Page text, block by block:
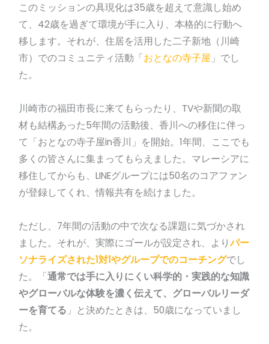
このミッションの具現化は35歳を超えて意識し始め
て、42歳を過ぎて環境が手に入り、本格的に行動へ
移します。それが、住居を活用した二子新地（川崎
市）でのコミュニティ活動「おとなの寺子屋 」でし
た。
川崎市の福田市長に来てもらったり、TVや新聞の取
材も結構あった5年間の活動後、香川への移住に伴っ
て「おとなの寺子屋in香川」を開始。1年間、ここでも
多くの皆さんに集まってもらえました。マレーシアに
移住してからも、LINEグループには50名のコアファン
が登録してくれ、情報共有を続けました。
ただし、7年間の活動の中で次なる課題に気づかされ
ました。それが、実際にゴールが設定され、よりパー
ソナライズされた1対1やグループでのコーチングでし
た。「通常では手に入りにくい科学的・実践的な知識
やグローバルな体験を濃く伝えて、グローバルリーダ
ーを育てる 」と決めたときは、50歳になっていまし
た。